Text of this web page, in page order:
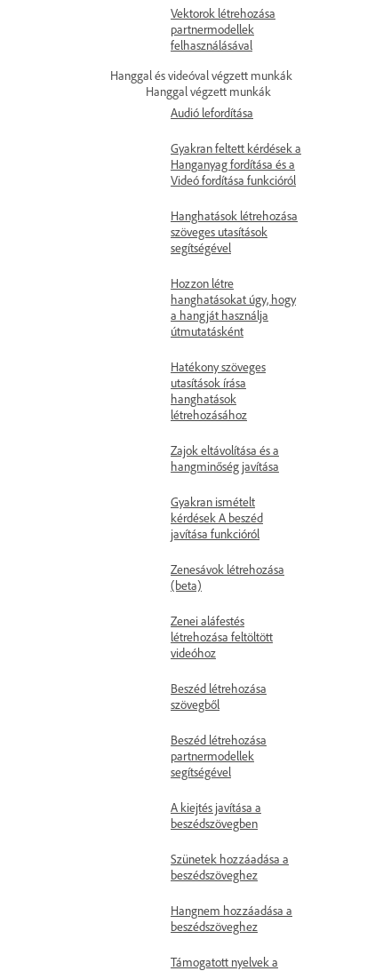
Vektorok létrehozása
partnermodellek
felhasználásával
Hanggal és videóval végzett munkák
Hanggal végzett munkák
Audió lefordítása
Gyakran feltett kérdések a
Hanganyag fordítása és a
Videó fordítása funkcióról
Hanghatások létrehozása
szöveges utasítások
segítségével
Hozzon létre
hanghatásokat úgy, hogy
a hangját használja
útmutatásként
Hatékony szöveges
utasítások írása
hanghatások
létrehozásához
Zajok eltávolítása és a
hangminőség javítása
Gyakran ismételt
kérdések A beszéd
javítása funkcióról
Zenesávok létrehozása
(beta)
Zenei aláfestés
létrehozása feltöltött
videóhoz
Beszéd létrehozása
szövegből
Beszéd létrehozása
partnermodellek
segítségével
A kiejtés javítása a
beszédszövegben
Szünetek hozzáadása a
beszédszöveghez
Hangnem hozzáadása a
beszédszöveghez
Támogatott nyelvek a